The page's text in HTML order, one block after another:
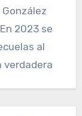
2023 se
al
verdadera